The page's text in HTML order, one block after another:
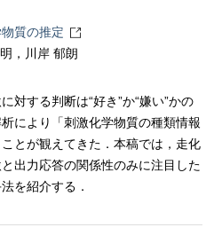
質の推定
，川岸 郁朗
対する判断は“好き”か“嫌い”かの
により「刺激化学物質の種類情報
とが観えてきた．本稿では，走化
出力応答の関係性のみに注目した
を紹介する．